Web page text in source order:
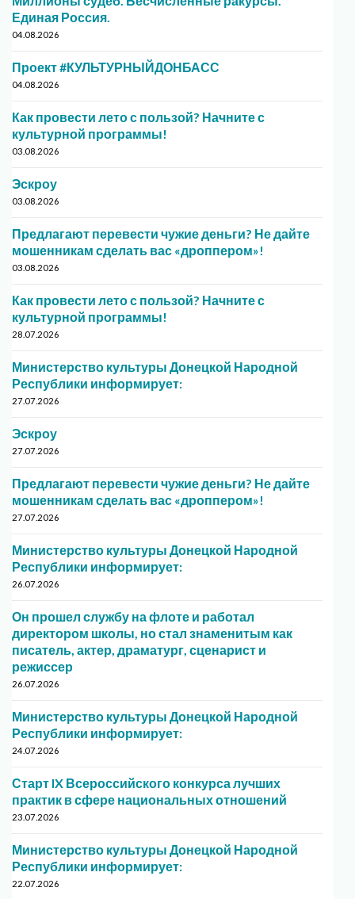
Единая Россия.
04.08.2026
Проект #КУЛЬТУРНЫЙДОНБАСС
04.08.2026
Как провести лето с пользой? Начните с
культурной программы!
03.08.2026
Эскроу
03.08.2026
Предлагают перевести чужие деньги? Не дайте
мошенникам сделать вас «дроппером»!
03.08.2026
Как провести лето с пользой? Начните с
культурной программы!
28.07.2026
Министерство культуры Донецкой Народной
Республики информирует:
27.07.2026
Эскроу
27.07.2026
Предлагают перевести чужие деньги? Не дайте
мошенникам сделать вас «дроппером»!
27.07.2026
Министерство культуры Донецкой Народной
Республики информирует:
26.07.2026
Он прошел службу на флоте и работал
директором школы, но стал знаменитым как
писатель, актер, драматург, сценарист и
режиссер
26.07.2026
Министерство культуры Донецкой Народной
Республики информирует:
24.07.2026
Старт IX Всероссийского конкурса лучших
практик в сфере национальных отношений
23.07.2026
Министерство культуры Донецкой Народной
Республики информирует:
22.07.2026